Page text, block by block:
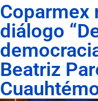
Coparmex
diálogo
Beatriz